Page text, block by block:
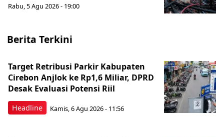
Rabu, 5 Agu 2026 - 19:00
Berita Terkini
Headline
Target Retribusi Parkir Kabupaten
Cirebon Anjlok ke Rp1,6 Miliar, DPRD
Desak Evaluasi Potensi Riil
Kamis, 6 Agu 2026 - 11:56